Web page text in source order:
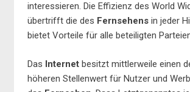
interessieren. Die Effizienz des World
übertrifft die des Fernsehens in jeder
bietet Vorteile für alle beteiligten
Das Internet besitzt mittlerweile einen
höheren Stellenwert für Nutzer und